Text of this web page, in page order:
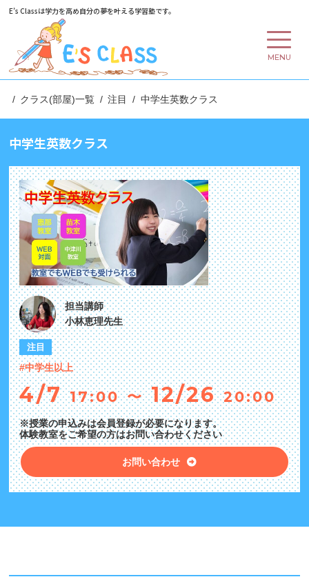
E’s Classは学力を高め自分の夢を叶える学習塾です。
MENU
クラス(部屋)一覧 注目 中学生英数クラス
中学生英数クラス
担当講師
小林恵理先生
注目
#中学生以上
4/7 17:00 〜 12/26 20:00
※授業の申込みは会員登録が必要になります。
体験教室をご希望の方はお問い合わせください
お問い合わせ